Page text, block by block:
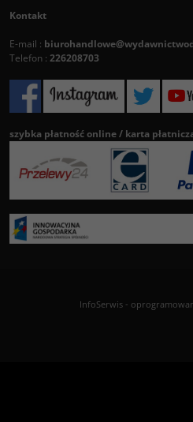
Kontakt
E-mail :
Telefon : 226208703
szybka płatność online / karta
InfoSerwis-